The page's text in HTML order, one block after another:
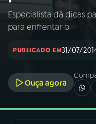
Nacional
Especialista dá dicas
para enfrentar o
PUBLICADO EM31/07/
Ouça agora